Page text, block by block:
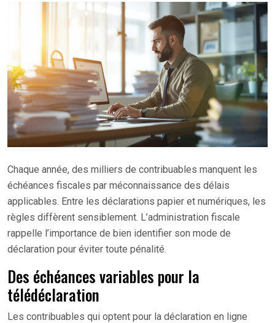
Chaque année, des milliers de contribuables manquent les
échéances fiscales par méconnaissance des délais
applicables. Entre les déclarations papier et numériques, les
règles diffèrent sensiblement. L’administration fiscale
rappelle l’importance de bien identifier son mode de
déclaration pour éviter toute pénalité.
Des échéances variables pour la
télédéclaration
Les contribuables qui optent pour la déclaration en ligne